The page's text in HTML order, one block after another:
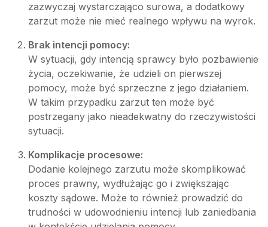
zazwyczaj wystarczająco surowa, a dodatkowy
zarzut może nie mieć realnego wpływu na wyrok.
Brak intencji pomocy:
W sytuacji, gdy intencją sprawcy było pozbawienie
życia, oczekiwanie, że udzieli on pierwszej
pomocy, może być sprzeczne z jego działaniem.
W takim przypadku zarzut ten może być
postrzegany jako nieadekwatny do rzeczywistości
sytuacji.
Komplikacje procesowe:
Dodanie kolejnego zarzutu może skomplikować
proces prawny, wydłużając go i zwiększając
koszty sądowe. Może to również prowadzić do
trudności w udowodnieniu intencji lub zaniedbania